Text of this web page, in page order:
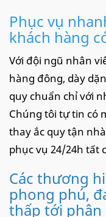
Phục vụ
khách hàng
Với đội ngũ nhân
hàng đông, dày
quy chuẩn chỉ với
Chúng tôi tự tin có
thay ắc quy tận
phục vụ 24/24h tất
Các thương
phong phú,
thấp tới phân